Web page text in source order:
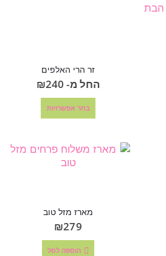
זר הרי האלפים
החל מ- ₪240
בחר אפשרויות
מארז מזל טוב
₪279
הוספה לסל